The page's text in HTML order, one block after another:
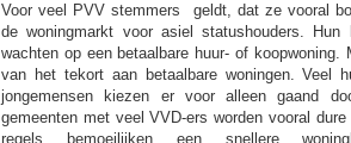
Voor veel PVV stemmers geldt, dat ze vooral
de woningmarkt voor asiel statushouders. Hun
wachten op een betaalbare huur- of koopwoning.
van het tekort aan betaalbare woningen. Veel
jongemensen kiezen er voor alleen gaand
gemeenten met veel VVD-ers worden vooral
regels bemoeilijken een snellere